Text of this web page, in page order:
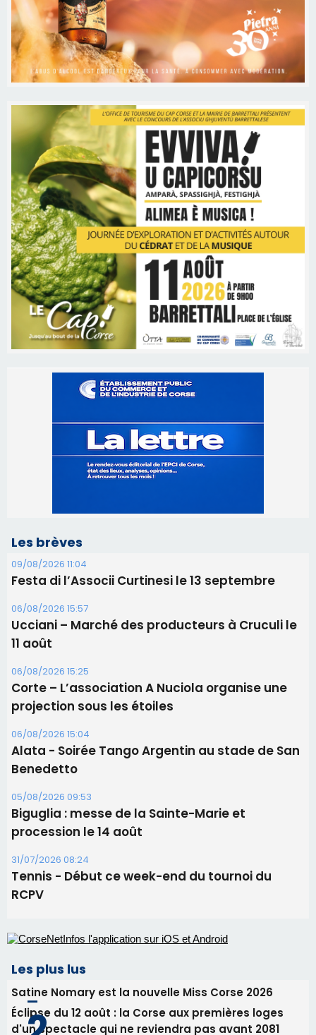
Festa di l’Associi Curtinesi le 13 septembre
06/08/2026 15:57
06/08/2026 15:25
Corte – L’association A Nuciola organise une
projection sous les étoiles
06/08/2026 15:04
Alata - Soirée Tango Argentin au stade de San
Benedetto
05/08/2026 09:53
Biguglia : messe de la Sainte-Marie et
procession le 14 août
31/07/2026 08:24
Tennis - Début ce week-end du tournoi du
RCPV
Les plus lus
Satine Nomary est la nouvelle Miss Corse 2026
Éclipse du 12 août : la Corse aux premières loges
d'un spectacle qui ne reviendra pas avant 2081
profiter pleinement du spectacle ?
consommation en recul dans les restaurants
La gendarmerie alerte les restaurateurs corses
face à une nouvelle escroquerie au faux vendeur de
vin